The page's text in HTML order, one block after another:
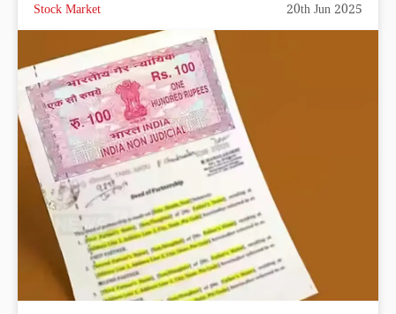
Stock Market 20th Jun 2025